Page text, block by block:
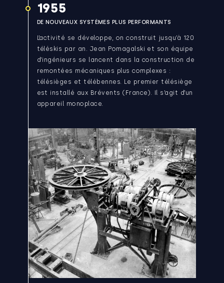
1955
DE NOUVEAUX SYSTÈMES PLUS PERFORMANTS
L’activité se développe, on construit jusqu’à 120
téléskis par an. Jean Pomagalski et son équipe
d’ingénieurs se lancent dans la construction de
remontées mécaniques plus complexes :
télésièges et télébennes. Le premier télésiège
est installé aux Brévents (France). Il s’agit d’un
appareil monoplace.